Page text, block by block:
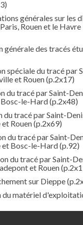
générales sur les
Rouen et le Havre
générale des tracés
spéciale du tracé par
et Rouen(p.2x17)
du tracé par Saint-
Bosc-le-Hard(p.2x48)
du tracé par Saint-
Rouen(p.2x69)
du tracé par Saint-
et Bosc-le-Hard(p.92)
du tracé par Saint-
et Rouen
sur Dieppe
du matériel